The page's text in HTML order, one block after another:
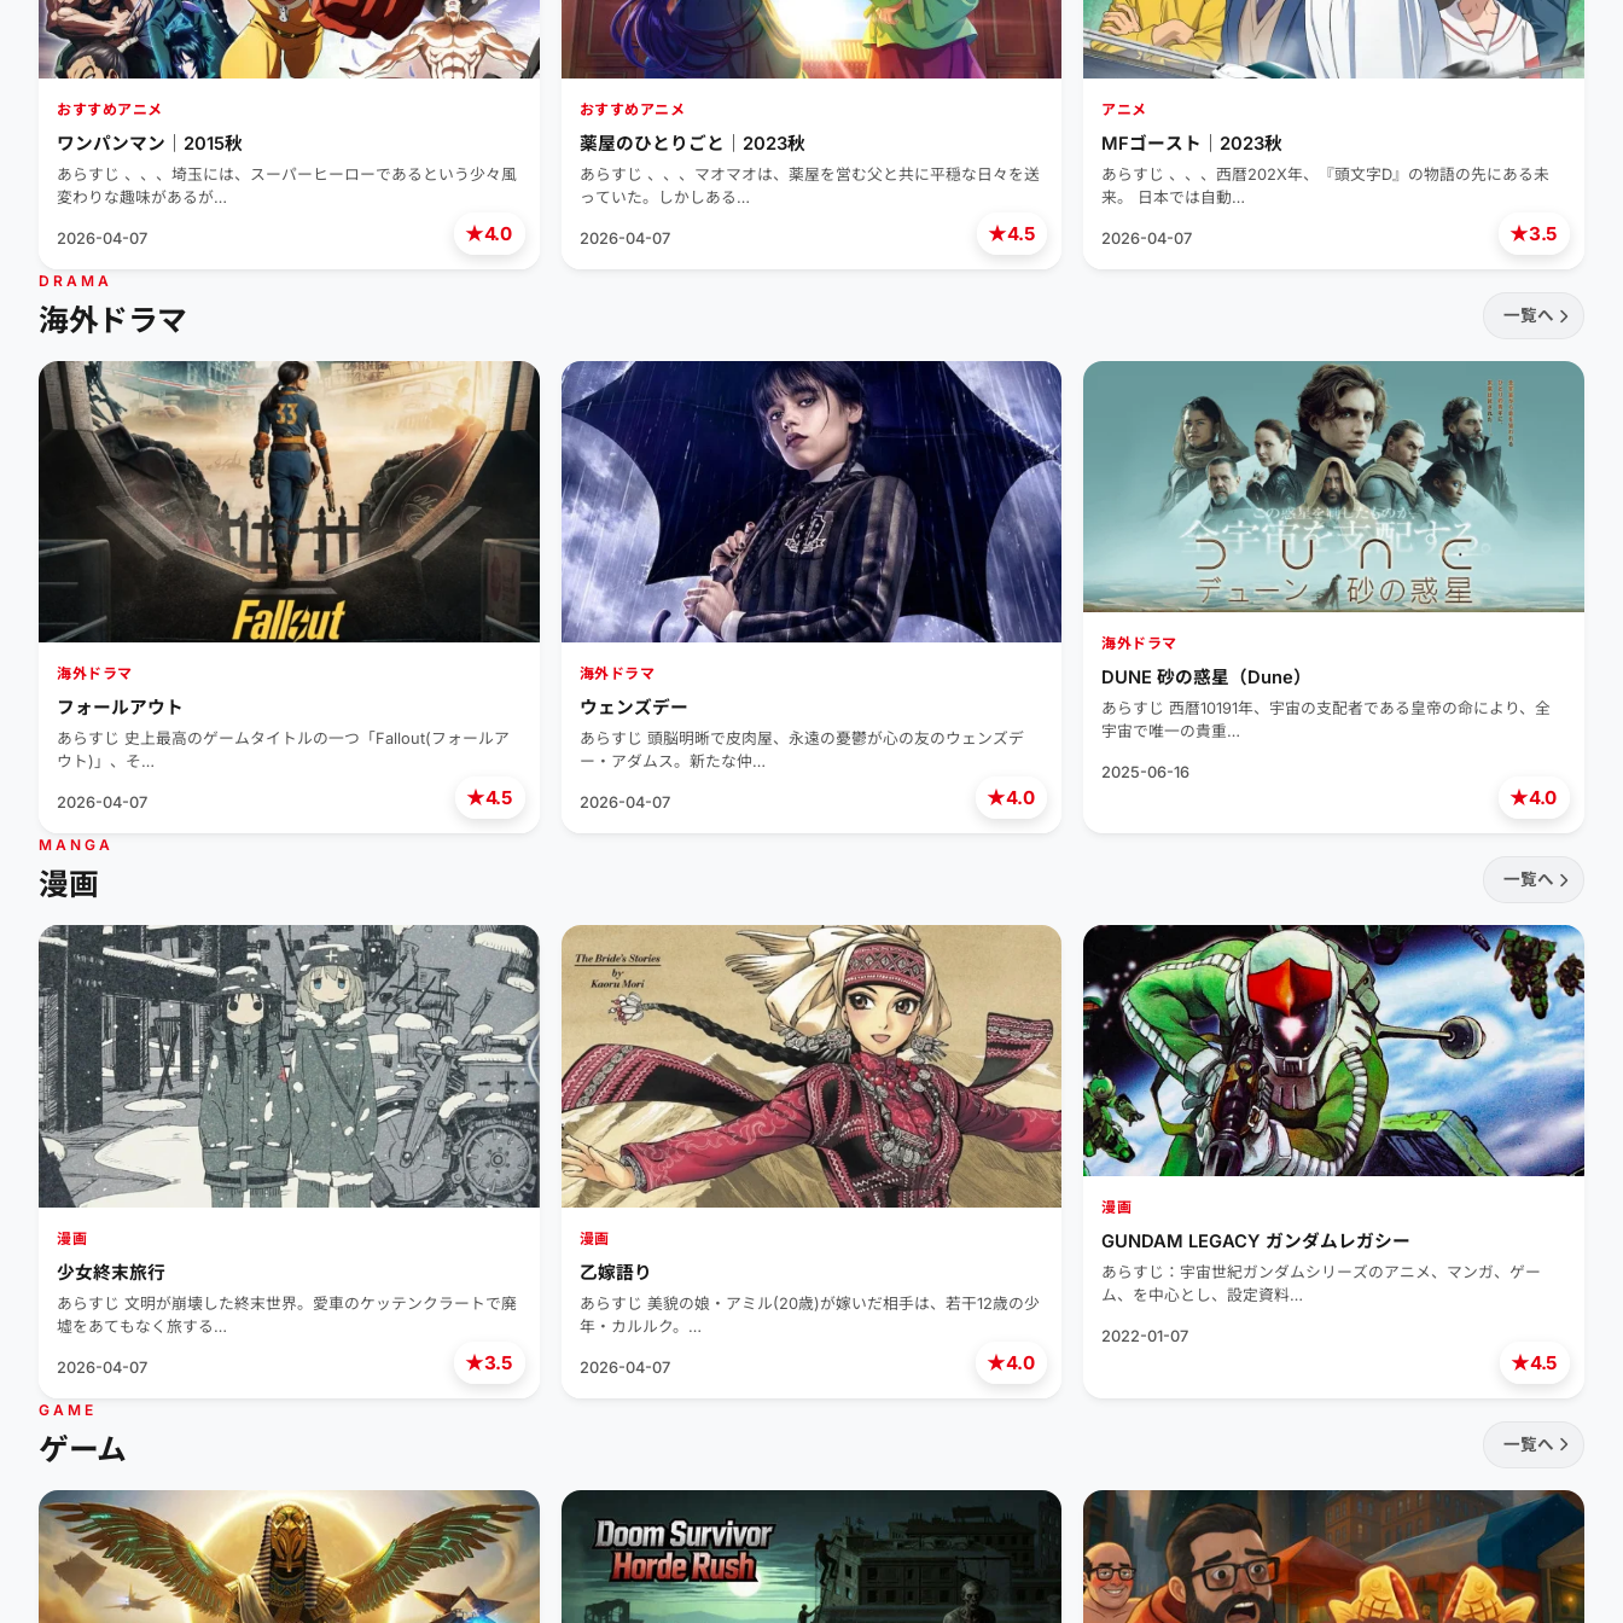
★4.0
おすすめアニメ
ワンパンマン｜2015秋
あらすじ 、、、埼玉には、スーパーヒーローであるという少々風
変わりな趣味があるが…
2026-04-07 ★4.5
おすすめアニメ
薬屋のひとりごと｜2023秋
あらすじ 、、、マオマオは、薬屋を営む父と共に平穏な日々を送
っていた。しかしある…
2026-04-07 ★3.5
アニメ
MFゴースト｜2023秋
あらすじ 、、、西暦202X年、『頭文字D』の物語の先にある未
来。 日本では自動…
2026-04-07
DRAMA
海外ドラマ 一覧へ
★4.5
海外ドラマ
フォールアウト
あらすじ 史上最高のゲームタイトルの一つ「Fallout(フォールア
ウト)」、そ…
2026-04-07 ★4.0
海外ドラマ
ウェンズデー
あらすじ 頭脳明晰で皮肉屋、永遠の憂鬱が心の友のウェンズデ
ー・アダムス。新たな仲…
2026-04-07 ★4.0
海外ドラマ
DUNE 砂の惑星（Dune）
あらすじ 西暦10191年、宇宙の支配者である皇帝の命により、全
宇宙で唯一の貴重…
2025-06-16
MANGA
漫画 一覧へ
★3.5
漫画
少女終末旅行
あらすじ 文明が崩壊した終末世界。愛車のケッテンクラートで廃
墟をあてもなく旅する…
2026-04-07 ★4.0
漫画
乙嫁語り
あらすじ 美貌の娘・アミル(20歳)が嫁いだ相手は、若干12歳の少
年・カルルク。…
2026-04-07 ★4.5
漫画
GUNDAM LEGACY ガンダムレガシー
あらすじ：宇宙世紀ガンダムシリーズのアニメ、マンガ、ゲー
ム、を中心とし、設定資料…
2022-01-07
GAME
ゲーム 一覧へ